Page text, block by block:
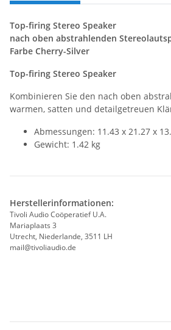
Top-firing Stereo Speaker
nach oben abstrahlenden
Farbe Cherry-Silver
Top-firing Stereo Speaker
Kombinieren Sie den nach oben
warmen, satten und detailgetreuen
Abmessungen: 11.43 x 21.27 x
Gewicht: 1.42 kg
Herstellerinformationen:
Tivoli Audio Coöperatief U.A.
Mariaplaats 3
Utrecht, Niederlande, 3511 LH
mail@tivoliaudio.de